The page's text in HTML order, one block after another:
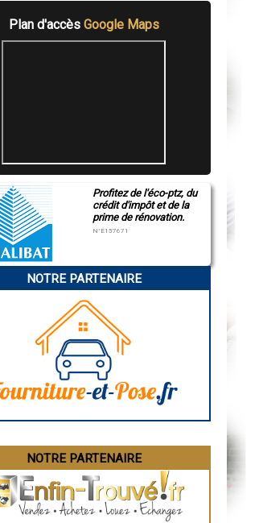
Plan d'accès Google Maps
Profitez de l'éco-ptz, du
crédit d'impôt et de la
prime de rénovation.
N°E157671
NOTRE PARTENAIRE
NOTRE PARTENAIRE